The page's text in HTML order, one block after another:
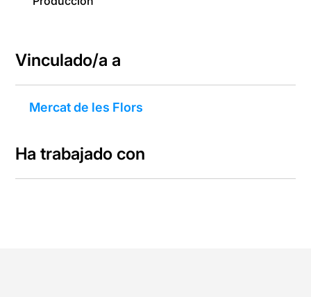
Vinculado/a a
Mercat de les Flors
Ha trabajado con